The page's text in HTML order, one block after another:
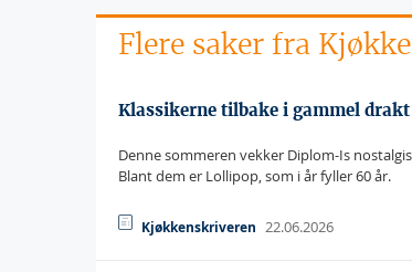
Flere saker fra
Klassikerne tilbake i gammel drakt
Denne sommeren vekker Diplom-Is
Blant dem er Lollipop, som i år fyller 60 år.
Kjøkkenskriveren 22.06.2026